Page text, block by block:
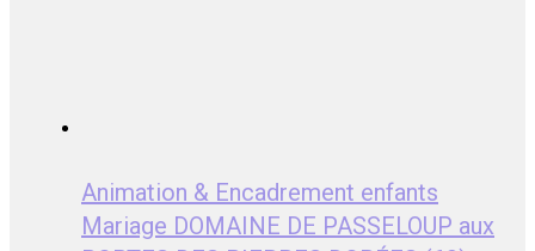
Animation & Encadrement enfants
Mariage DOMAINE DE PASSELOUP aux